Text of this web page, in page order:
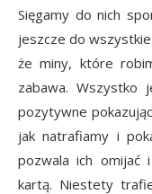
Sięgamy do nich
jeszcze do
że miny, które
zabawa.
pozytywne
jak natrafiamy i
pozwala ich omijać
kartą. Niestety